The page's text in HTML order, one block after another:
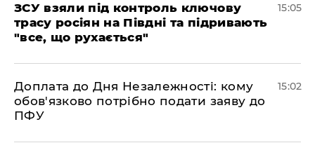
ЗСУ взяли під контроль ключову
трасу росіян на Півдні та підривають
"все, що рухається"
15:05
Доплата до Дня Незалежності: кому
обов'язково потрібно подати заяву до
ПФУ
15:02